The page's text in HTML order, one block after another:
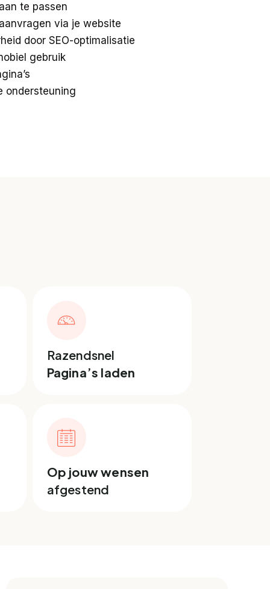
te passen
via je website
door SEO-optimalisatie
gebruik
ondersteuning
Razendsnel
Pagina’s laden
Op jouw wensen
afgestend